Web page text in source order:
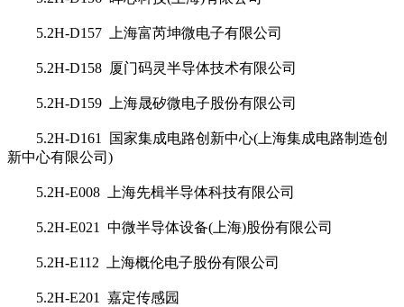
5.2H-D157 上海富芮坤微电子有限公司
5.2H-D158 厦门码灵半导体技术有限公司
5.2H-D159 上海晟矽微电子股份有限公司
5.2H-D161 国家集成电路创新中心(上海集成电路制造创
新中心有限公司)
5.2H-E008 上海先楫半导体科技有限公司
5.2H-E021 中微半导体设备(上海)股份有限公司
5.2H-E112 上海概伦电子股份有限公司
5.2H-E201 嘉定传感园